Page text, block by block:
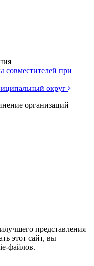
при
округ
организаций
представления
этот сайт, вы
файлов.